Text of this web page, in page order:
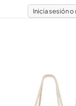
Inicia sesión